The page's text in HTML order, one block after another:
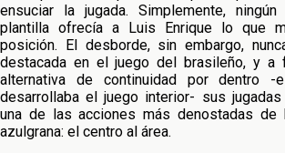
ensuciar la jugada. Simplemente,
plantilla ofrecía a Luis Enrique lo que
posición. El desborde, sin embargo,
destacada en el juego del brasileño, y a
alternativa de continuidad por dentro -
desarrollaba el juego interior- sus
una de las acciones más denostadas de
azulgrana: el centro al área.